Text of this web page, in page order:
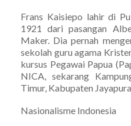
Frans Kaisiepo lahir di
1921 dari pasangan
Maker. Dia pernah
sekolah guru agama
kursus Pegawai Papua
NICA, sekarang
Timur, Kabupaten Jayapura.
Nasionalisme Indonesia